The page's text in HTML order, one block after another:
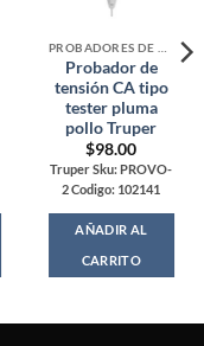
Probador de
tensión CA tipo
tester pluma
pollo Truper
$98.00
Truper Sku: PROVO-
2 Codigo: 102141
AÑADIR AL
CARRITO